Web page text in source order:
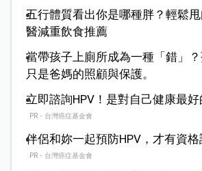
五行體質看出你是哪種胖？輕鬆
醫減重飲食推薦
當帶孩子上廁所成為一種「錯」？
只是爸媽的照顧與保護。
立即諮詢HPV！是對自己健康最好
PR・台灣癌症基金會
伴侶和妳一起預防HPV，才有資格
PR・台灣癌症基金會